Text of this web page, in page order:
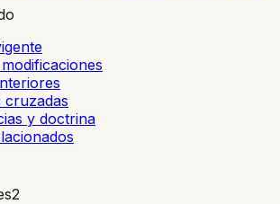
cruzadas
y doctrina
2